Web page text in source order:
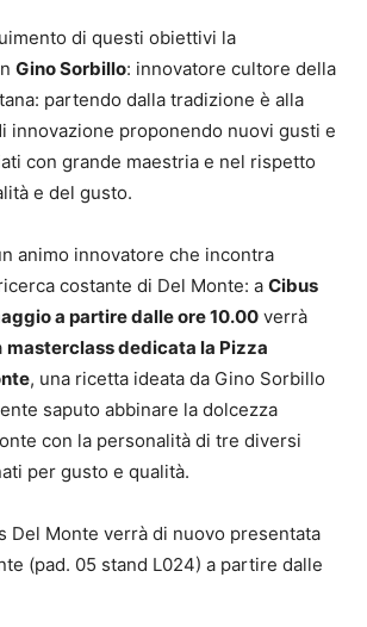
di questi obiettivi la
Gino Sorbillo: innovatore cultore della
partendo dalla tradizione è alla
innovazione proponendo nuovi gusti e
con grande maestria e nel rispetto
e del gusto.
animo innovatore che incontra
costante di Del Monte: a Cibus
a partire dalle ore 10.00 verrà
masterclass dedicata la Pizza
, una ricetta ideata da Gino Sorbillo
saputo abbinare la dolcezza
con la personalità di tre diversi
per gusto e qualità.
Del Monte verrà di nuovo presentata
(pad. 05 stand L024) a partire dalle